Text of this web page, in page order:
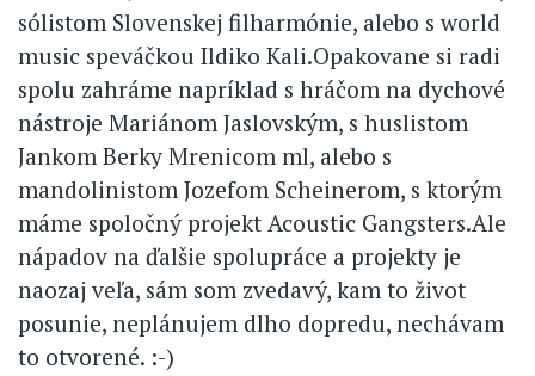
sólistom Slovenskej filharmónie, alebo s world
music speváčkou Ildiko Kali.Opakovane si radi
spolu zahráme napríklad s hráčom na dychové
nástroje Mariánom Jaslovským, s huslistom
Jankom Berky Mrenicom ml, alebo s
mandolinistom Jozefom Scheinerom, s ktorým
máme spoločný projekt Acoustic Gangsters.Ale
nápadov na ďalšie spolupráce a projekty je
naozaj veľa, sám som zvedavý, kam to život
posunie, neplánujem dlho dopredu, nechávam
to otvorené. :-)